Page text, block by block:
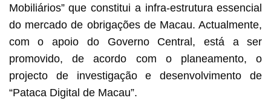
Mobiliários” que constitui a infra-estrutura essencial
do mercado de obrigações de Macau. Actualmente,
com o apoio do Governo Central, está a ser
promovido, de acordo com o planeamento, o
projecto de investigação e desenvolvimento de
“Pataca Digital de Macau”.